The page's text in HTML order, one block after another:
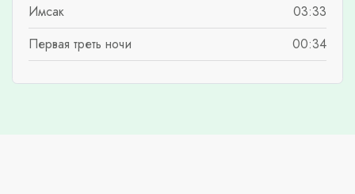
Имсак
03:33
Первая треть ночи
00:34